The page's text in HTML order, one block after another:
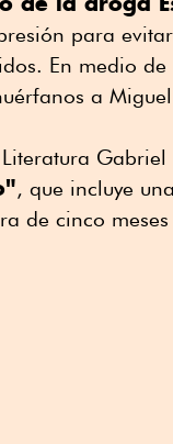
para
En medio de
a
, que incluye
de cinco